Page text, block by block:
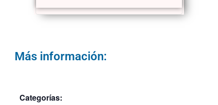
Más información:
Categorías: